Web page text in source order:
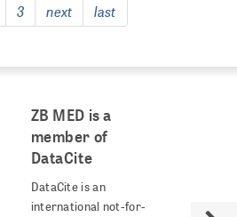
Page
3
Next
page
next
Last
page
last
ZB MED is a
member of
DataCite
DataCite is an
international not-for-